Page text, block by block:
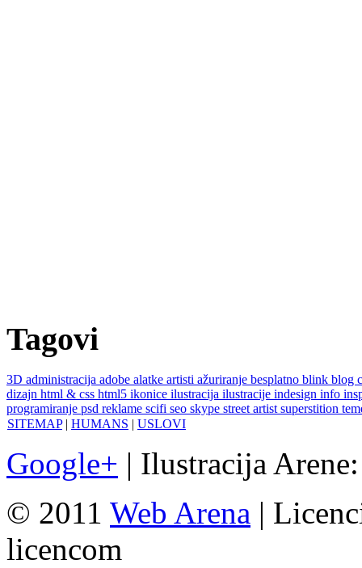
Tagovi
3D administracija adobe alatke artisti ažuriranje besplatno blink blog
dizajn html & css html5 ikonice ilustracija ilustracije indesign info
programiranje psd reklame scifi seo skype street artist superstition
SITEMAP| HUMANS | USLOVI
Google+ | Ilustracija
© 2011 Web Arena |
licencom